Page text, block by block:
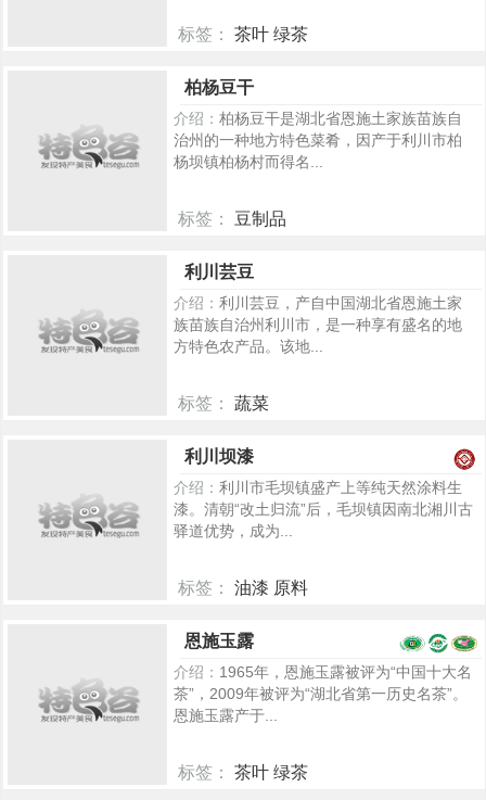
标签： 茶叶 绿茶
柏杨豆干
介绍： 柏杨豆干是湖北省恩施土家族苗族自
治州的一种地方特色菜肴，因产于利川市柏
杨坝镇柏杨村而得名...
标签： 豆制品
利川芸豆
介绍： 利川芸豆，产自中国湖北省恩施土家
族苗族自治州利川市，是一种享有盛名的地
方特色农产品。该地...
标签： 蔬菜
利川坝漆
介绍： 利川市毛坝镇盛产上等纯天然涂料生
漆。清朝“改土归流”后，毛坝镇因南北湘川古
驿道优势，成为...
标签： 油漆 原料
恩施玉露
介绍： 1965年，恩施玉露被评为“中国十大名
茶”，2009年被评为“湖北省第一历史名茶”。
恩施玉露产于...
标签： 茶叶 绿茶